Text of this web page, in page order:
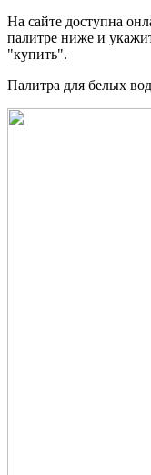
На сайте доступна
палитре ниже и
"купить".
Палитра для белых